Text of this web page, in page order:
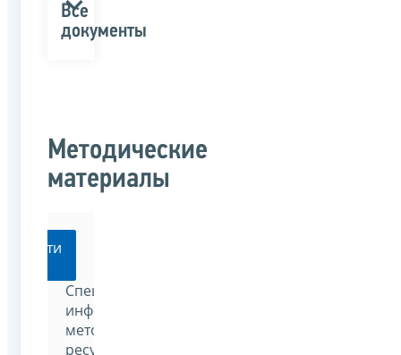
Все
документы
Методические
материалы
Перейти
Специализированный
информационно-
методический
ресурс